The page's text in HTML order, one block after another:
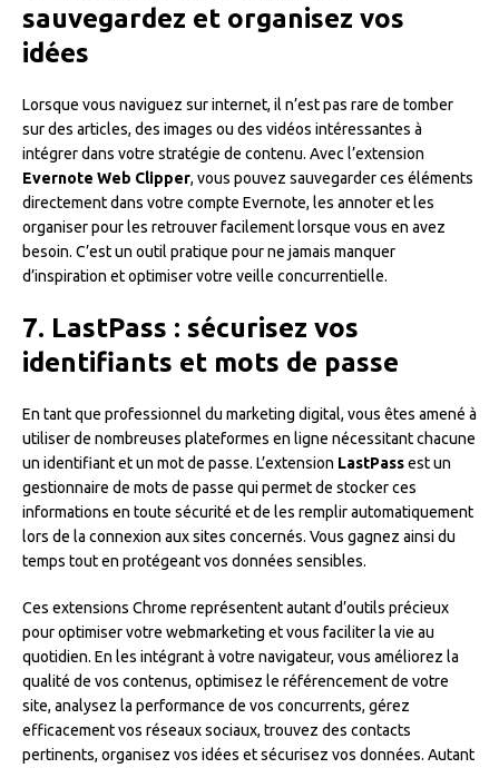
sauvegardez et organisez vos
idées
Lorsque vous naviguez sur internet, il n’est pas rare de tomber
sur des articles, des images ou des vidéos intéressantes à
intégrer dans votre stratégie de contenu. Avec l’extension
Evernote Web Clipper, vous pouvez sauvegarder ces éléments
directement dans votre compte Evernote, les annoter et les
organiser pour les retrouver facilement lorsque vous en avez
besoin. C’est un outil pratique pour ne jamais manquer
d’inspiration et optimiser votre veille concurrentielle.
7. LastPass : sécurisez vos
identifiants et mots de passe
En tant que professionnel du marketing digital, vous êtes amené à
utiliser de nombreuses plateformes en ligne nécessitant chacune
un identifiant et un mot de passe. L’extension LastPassest un
gestionnaire de mots de passe qui permet de stocker ces
informations en toute sécurité et de les remplir automatiquement
lors de la connexion aux sites concernés. Vous gagnez ainsi du
temps tout en protégeant vos données sensibles.
Ces extensions Chrome représentent autant d’outils précieux
pour optimiser votre webmarketing et vous faciliter la vie au
quotidien. En les intégrant à votre navigateur, vous améliorez la
qualité de vos contenus, optimisez le référencement de votre
site, analysez la performance de vos concurrents, gérez
efficacement vos réseaux sociaux, trouvez des contacts
pertinents, organisez vos idées et sécurisez vos données. Autant